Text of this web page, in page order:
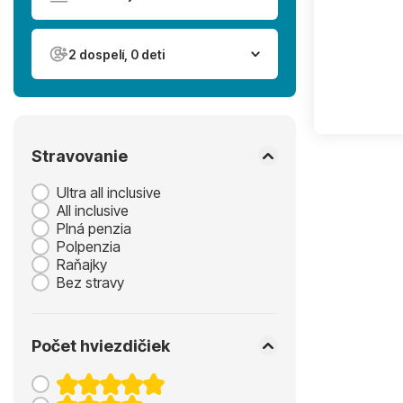
2 dospelí, 0 deti
Stravovanie
Ultra all inclusive
All inclusive
Plná penzia
Polpenzia
Raňajky
Bez stravy
Počet hviezdičiek